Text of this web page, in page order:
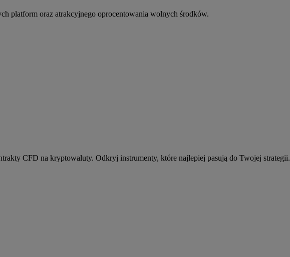
platform oraz atrakcyjnego oprocentowania wolnych środków.
CFD na kryptowaluty. Odkryj instrumenty, które najlepiej pasują do Twojej strategii.